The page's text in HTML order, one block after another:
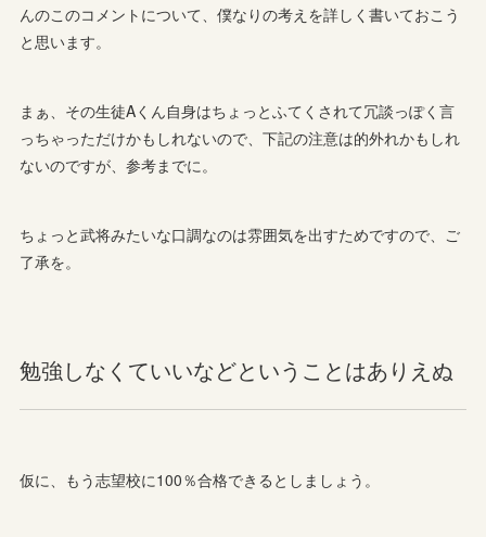
んのこのコメントについて、僕なりの考えを詳しく書いておこう
と思います。
まぁ、その生徒Aくん自身はちょっとふてくされて冗談っぽく言
っちゃっただけかもしれないので、下記の注意は的外れかもしれ
ないのですが、参考までに。
ちょっと武将みたいな口調なのは雰囲気を出すためですので、ご
了承を。
勉強しなくていいなどということはありえぬ
仮に、もう志望校に100％合格できるとしましょう。